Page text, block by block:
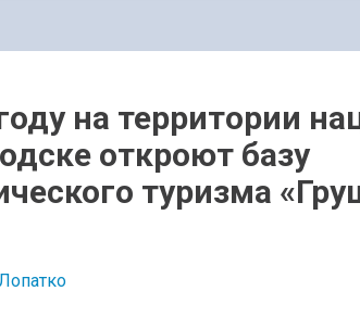
на территории
откроют базу
туризма